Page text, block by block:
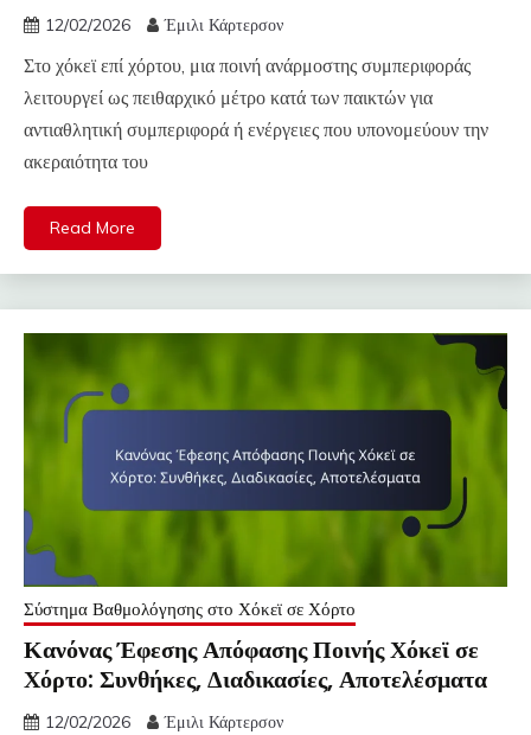
12/02/2026 Έμιλι Κάρτερσον
Στο χόκεϊ επί χόρτου, μια ποινή ανάρμοστης συμπεριφοράς
λειτουργεί ως πειθαρχικό μέτρο κατά των παικτών για
αντιαθλητική συμπεριφορά ή ενέργειες που υπονομεύουν την
ακεραιότητα του
Read More
Σύστημα Βαθμολόγησης στο Χόκεϊ σε Χόρτο
Κανόνας Έφεσης Απόφασης Ποινής Χόκεϊ σε
Χόρτο: Συνθήκες, Διαδικασίες, Αποτελέσματα
12/02/2026 Έμιλι Κάρτερσον